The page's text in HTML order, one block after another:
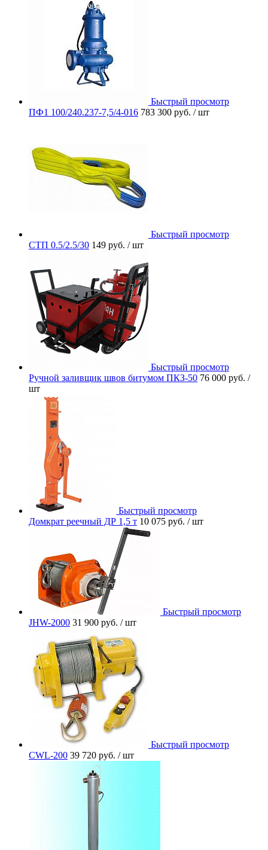
Быстрый просмотр
ПФ1 100/240.237-7,5/4-016 783 300 руб. / шт
Быстрый просмотр
СТП 0.5/2.5/30 149 руб. / шт
Быстрый просмотр
Ручной заливщик швов битумом ПКЗ-50 76 000 руб. /
шт
Быстрый просмотр
Домкрат реечный ДР 1,5 т 10 075 руб. / шт
Быстрый просмотр
JHW-2000 31 900 руб. / шт
Быстрый просмотр
CWL-200 39 720 руб. / шт